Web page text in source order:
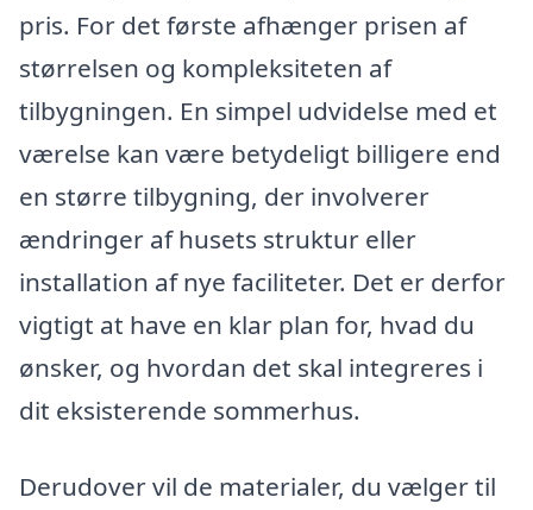
pris. For det første afhænger prisen af
størrelsen og kompleksiteten af
tilbygningen. En simpel udvidelse med et
værelse kan være betydeligt billigere end
en større tilbygning, der involverer
ændringer af husets struktur eller
installation af nye faciliteter. Det er derfor
vigtigt at have en klar plan for, hvad du
ønsker, og hvordan det skal integreres i
dit eksisterende sommerhus.
Derudover vil de materialer, du vælger til